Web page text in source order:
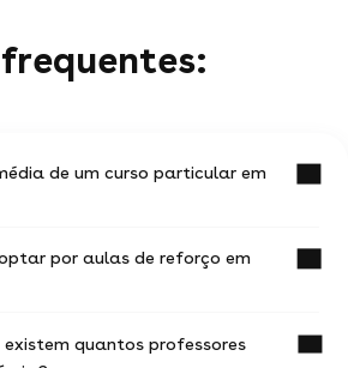
de um curso particular em
uma aula particular em Novo
por aulas de reforço em
professor experiente na
existem quantos professores